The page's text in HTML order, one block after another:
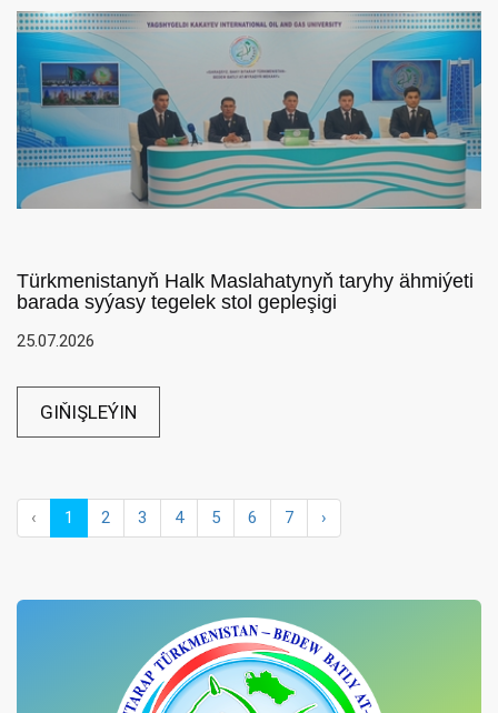
Türkmenistanyň Halk Maslahatynyň taryhy ähmiýeti
barada syýasy tegelek stol gepleşigi
25.07.2026
GIŇIŞLEÝIN
‹ 1 2 3 4 5 6 7 ›